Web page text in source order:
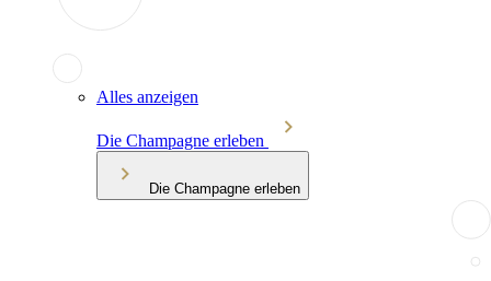
Alles anzeigen
Die Champagne erleben
Die Champagne erleben